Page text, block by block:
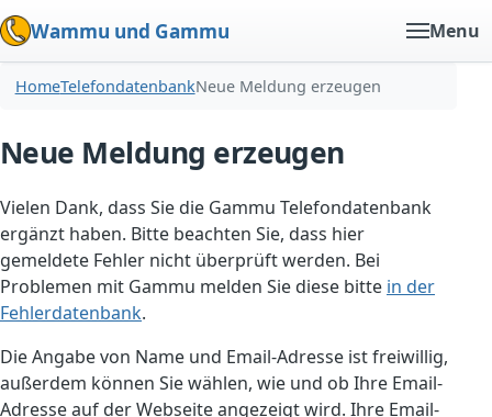
Wammu und Gammu Menu
HomeTelefondatenbankNeue Meldung erzeugen
Neue Meldung erzeugen
Vielen Dank, dass Sie die Gammu Telefondatenbank
ergänzt haben. Bitte beachten Sie, dass hier
gemeldete Fehler nicht überprüft werden. Bei
Problemen mit Gammu melden Sie diese bitte in der
Fehlerdatenbank.
Die Angabe von Name und Email-Adresse ist freiwillig,
außerdem können Sie wählen, wie und ob Ihre Email-
Adresse auf der Webseite angezeigt wird. Ihre Email-